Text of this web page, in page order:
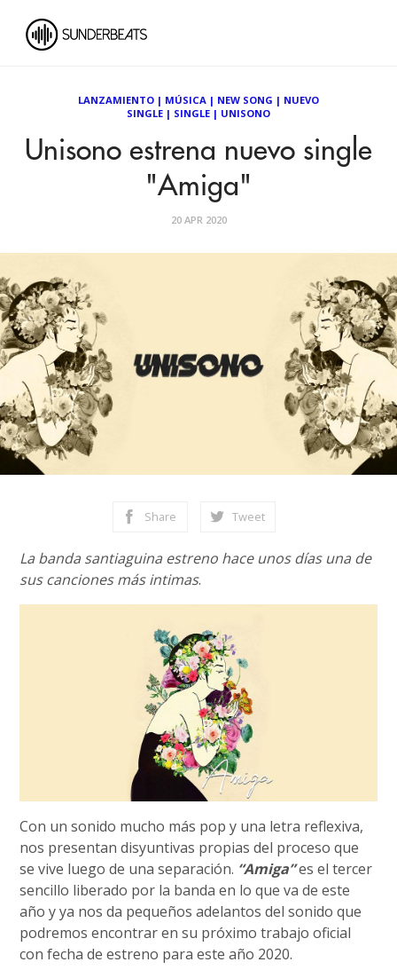
LANZAMIENTO | MÚSICA | NEW SONG | NUEVO
SINGLE | SINGLE | UNISONO
Unisono estrena nuevo single
"Amiga"
20 APR 2020
Share Tweet
La banda santiaguina estreno hace unos días una de
sus canciones más intimas.
Con un sonido mucho más pop y una letra reflexiva,
nos presentan disyuntivas propias del proceso que
se vive luego de una separación. “Amiga”es el tercer
sencillo liberado por la banda en lo que va de este
año y ya nos da pequeños adelantos del sonido que
podremos encontrar en su próximo trabajo oficial
con fecha de estreno para este año 2020.